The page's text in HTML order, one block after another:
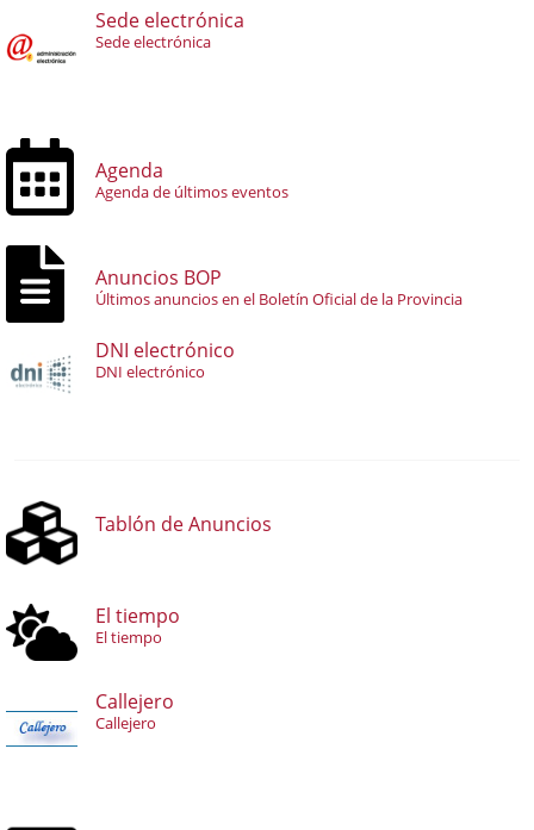
Sede electrónica
Sede electrónica
Agenda
Agenda de últimos eventos
Anuncios BOP
Últimos anuncios en el Boletín Oficial de la Provincia
DNI electrónico
DNI electrónico
Tablón de Anuncios
El tiempo
El tiempo
Callejero
Callejero